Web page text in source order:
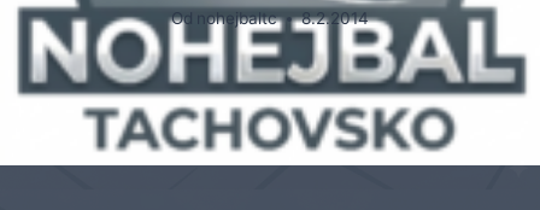
Od nohejbaltc 8.2.2014